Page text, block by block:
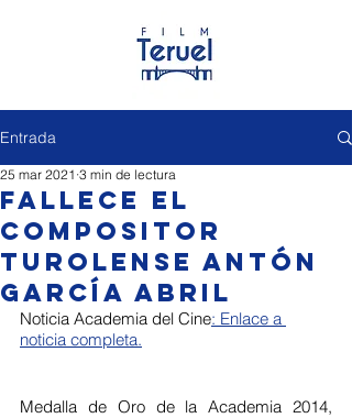
Entrada
Fallece el
compositor
turolense Antón
García Abril
25 mar 2021 3 min de lectura
Noticia Academia del Cine: Enlace a
noticia completa.
Medalla de Oro de la Academia 2014,